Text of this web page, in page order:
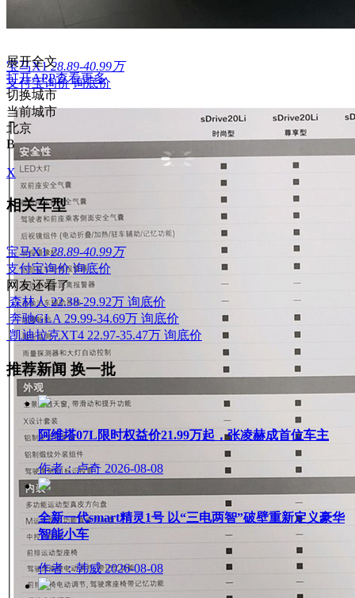
宝马X1 28.89-40.99万
支付宝询价 询底价
展开全文
打开APP查看更多
切换城市
当前城市
北京
B
X
相关车型
宝马X1 28.89-40.99万
支付宝询价 询底价
网友还看了
森林人 22.38-29.92万 询底价
奔驰GLA 29.99-34.69万 询底价
凯迪拉克XT4 22.97-35.47万 询底价
推荐新闻 换一批
阿维塔07L限时权益价21.99万起，张凌赫成首位车主
作者：卢奇 2026-08-08
全新一代smart精灵1号 以“三电两智”破壁重新定义豪华
智能小车
作者：韩威 2026-08-08